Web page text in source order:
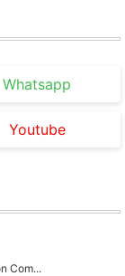
Whatsapp
Youtube
Com...